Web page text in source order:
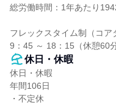
総労働時間：1年あたり
フレックスタイム制（コア
9：45 ～ 18：15（休憩60
休日・休暇
休日・休暇
年間106日
・不定休